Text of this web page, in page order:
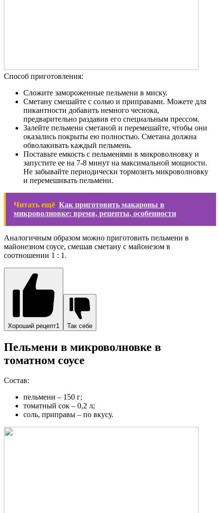
Способ приготовления:
Сложите замороженные пельмени в миску.
Сметану смешайте с солью и приправами. Можете для
пикантности добавить немного чеснока,
предварительно раздавив его специальным прессом.
Залейте пельмени сметаной и перемешайте, чтобы они
оказались покрыты ею полностью. Сметана должна
обволакивать каждый пельмень.
Поставьте емкость с пельменями в микроволновку и
запустите ее на 7-8 минут на максимальной мощности.
Не забывайте периодически тормозить микроволновку
и перемешивать пельмени.
Читать ещё Как приготовить макароны в
микроволновке: время, рецепты, особенности
Аналогичным образом можно приготовить пельмени в
майонезном соусе, смешав сметану с майонезом в
соотношении 1 : 1.
Хороший рецепт1 Так себе
Пельмени в микроволновке в
томатном соусе
Состав:
пельмени – 150 г;
томатный сок – 0,2 л;
соль, приправы – по вкусу.